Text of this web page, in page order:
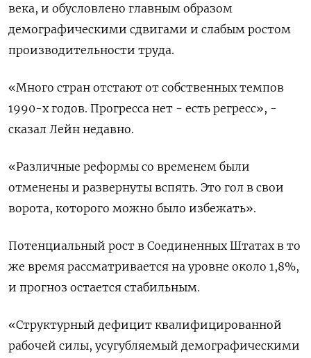
века, и обусловлено главным образом
демографическими сдвигами и слабым ростом
производительности труда.
«Много стран отстают от собственных темпов
1990-х годов. Прогресса нет - есть регресс», -
сказал Лейн недавно.
«Различные реформы со временем были
отменены и развернуты вспять. Это гол в свои
ворота, которого можно было избежать».
Потенциальный рост в Соединенных Штатах в то
же время рассматривается на уровне около 1,8%,
и прогноз остается стабильным.
«Структурный дефицит квалифицированной
рабочей силы, усугубляемый демографическими